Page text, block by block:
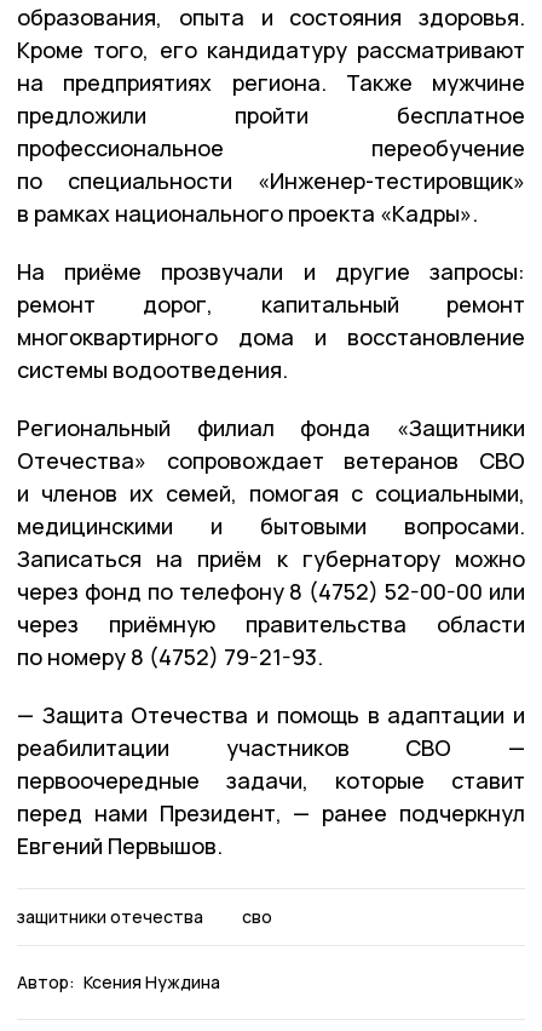
образования, опыта и состояния здоровья.
Кроме того, его кандидатуру рассматривают
на предприятиях региона. Также мужчине
предложили пройти бесплатное
профессиональное переобучение
по специальности «Инженер-тестировщик»
в рамках национального проекта «Кадры».
На приёме прозвучали и другие запросы:
ремонт дорог, капитальный ремонт
многоквартирного дома и восстановление
системы водоотведения.
Региональный филиал фонда «Защитники
Отечества» сопровождает ветеранов СВО
и членов их семей, помогая с социальными,
медицинскими и бытовыми вопросами.
Записаться на приём к губернатору можно
через фонд по телефону 8 (4752) 52-00-00 или
через приёмную правительства области
по номеру 8 (4752) 79-21-93.
— Защита Отечества и помощь в адаптации и
реабилитации участников СВО —
первоочередные задачи, которые ставит
перед нами Президент, — ранее подчеркнул
Евгений Первышов.
защитники отечества сво
Автор: Ксения Нуждина